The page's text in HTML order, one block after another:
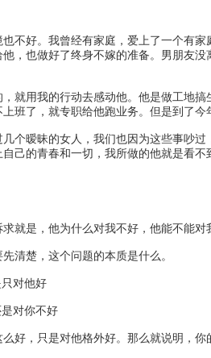
好。我曾经有家庭，爱上了一个有家
，也做好了终身不嫁的准备。男朋友
用我的行动去感动他。他是做工地搞
班了，就专职给他跑业务。但是到了
暧昧的女人，我们也因为这些事吵过
己的青春和一切，我所做的他就是看
是，他为什么对我不好，他能不能对
楚，这个问题的本质是什么。
对他好
对你不好
，只是对他格外好。那么就说明，你